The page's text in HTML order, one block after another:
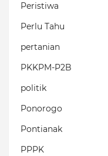
Peristiwa
Perlu Tahu
pertanian
PKKPM-P2B
politik
Ponorogo
Pontianak
PPPK